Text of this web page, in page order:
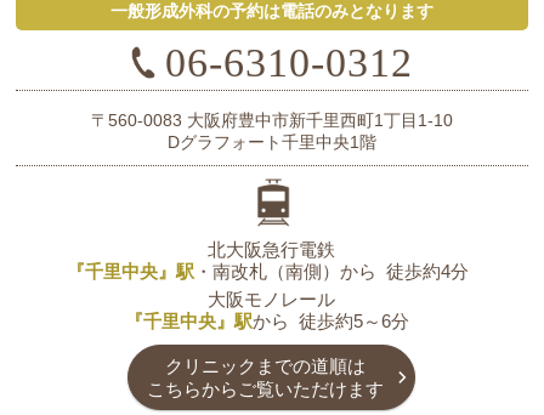
一般形成外科の予約は電話のみとなります
06-6310-0312
〒560-0083 大阪府豊中市新千里西町1丁目1-10
Dグラフォート千里中央1階
北大阪急行電鉄
『千里中央』駅 ・南改札（南側）から 徒歩約4分
大阪モノレール
『千里中央』駅から徒歩約5～6分
クリニックまでの道順は
こちらからご覧いただけます